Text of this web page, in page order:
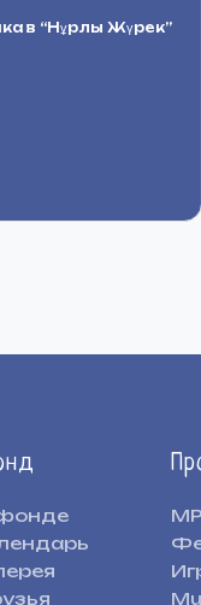
в “Нұрлы Жүрек”